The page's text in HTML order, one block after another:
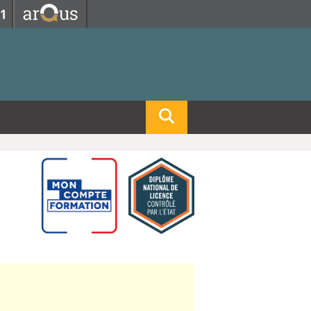
des Activités Physiques et Sportives)
Physique)
- Département composante)